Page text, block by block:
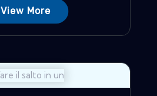
View More